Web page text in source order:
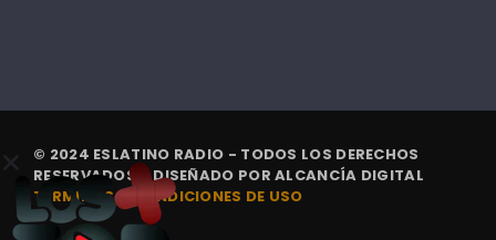
© 2024 ESLATINO RADIO - TODOS LOS DERECHOS
RESERVADOS. | DISEÑADO PORALCANCÍA DIGITAL
TÉRMINOS Y CONDICIONES DE USO